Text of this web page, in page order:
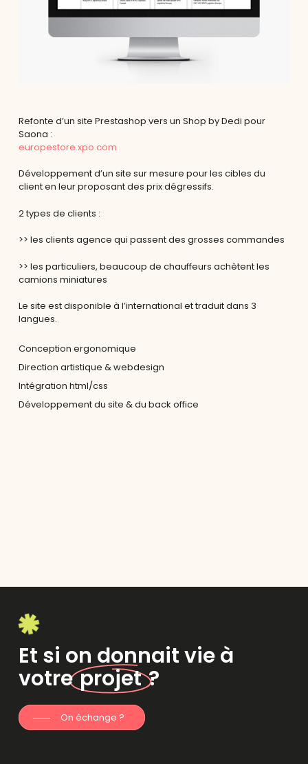
Refonte d’un site Prestashop vers un Shop by Dedi pour
Saona :
europestore.xpo.com
Développement d’un site sur mesure pour les cibles du
client en leur proposant des prix dégressifs.
2 types de clients :
>> les clients agence qui passent des grosses commandes
>> les particuliers, beaucoup de chauffeurs achètent les
camions miniatures
Le site est disponible à l’international et traduit dans 3
langues.
Conception ergonomique
Direction artistique & webdesign
Intégration html/css
Développement du site & du back office
Et si on donnait vie à
votreprojet?
On échange ?